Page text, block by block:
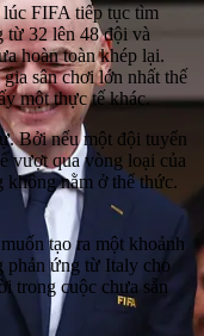
lúc FIFA tiếp tục tìm
từ 32 lên 48 đội và
hoàn toàn khép lại.
sân chơi lớn nhất thế
một thực tế khác.
Bởi nếu một đội tuyển
vượt qua vòng loại của
không nằm ở thể thức.
tạo ra một khoảnh
phản ứng từ Italy cho
trong cuộc chưa sẵn